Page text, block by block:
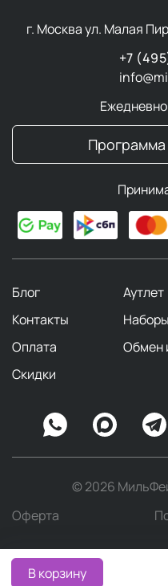
В корзину
г. Москва ул. Малая
+7
Программа
Блог Аутлет
Контакты
Наборы
Оплата
Обмен
Скидки
© 2026
Оферта